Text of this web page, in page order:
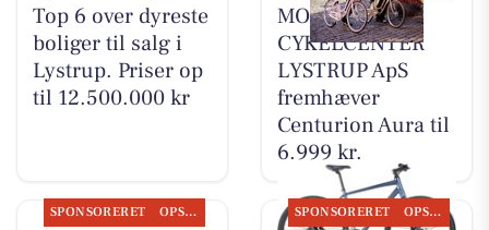
Top 6 over dyreste
boliger til salg i
Lystrup. Priser op
til 12.500.000 kr
MOSQUITO
CYKELCENTER
LYSTRUP ApS
fremhæver
Centurion Aura til
6.999 kr.
SPONSORERET OPSLAGSTAVLEN SPONSORERET OPSLAGSTAVLEN